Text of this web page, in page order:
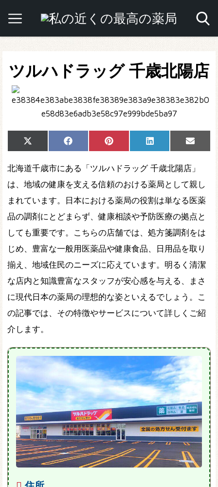
ツルハドラッグ 千歳北陽店
Share
on
X
(Twitter)
Share
on
Facebook Share
on
Pinterest Share
on
LinkedIn
Share
on
Email
北海道千歳市にある「ツルハドラッグ 千歳北陽店」
は、地域の健康を支える信頼のおける薬局として親し
まれています。日本における薬局の役割は単なる医薬
品の調剤にとどまらず、健康相談や予防医療の拠点と
しても重要です。こちらの店舗では、処方箋調剤をは
じめ、豊富な一般用医薬品や健康食品、日用品を取り
揃え、地域住民のニーズに応えています。明るく清潔
な店内と知識豊富なスタッフが安心感を与える、まさ
に現代日本の薬局の理想的な姿といえるでしょう。こ
の記事では、その特徴やサービスについて詳しくご紹
介します。